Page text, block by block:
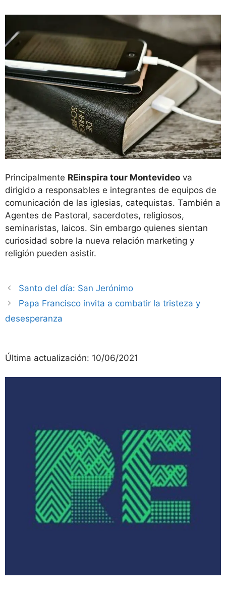
Principalmente REinspira tour Montevideo va
dirigido a responsables e integrantes de equipos de
comunicación de las iglesias, catequistas. También a
Agentes de Pastoral, sacerdotes, religiosos,
seminaristas, laicos. Sin embargo quienes sientan
curiosidad sobre la nueva relación marketing y
religión pueden asistir.
Santo del día: San Jerónimo
Papa Francisco invita a combatir la tristeza y
desesperanza
Última actualización: 10/06/2021